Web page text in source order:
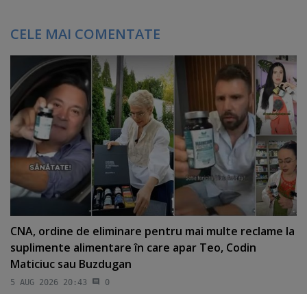
CELE MAI COMENTATE
CNA, ordine de eliminare pentru mai multe reclame la
suplimente alimentare în care apar Teo, Codin
Maticiuc sau Buzdugan
5 AUG 2026 20:43 0